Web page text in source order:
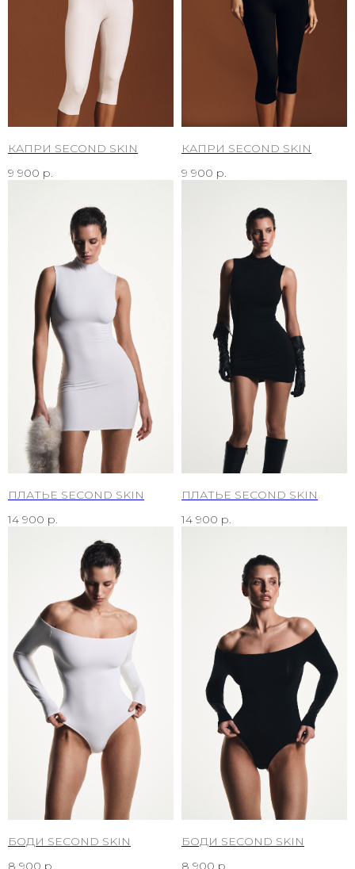
КАПРИ SECOND SKIN
9 900 р.
КАПРИ SECOND SKIN
9 900 р.
ПЛАТЬЕ SECOND SKIN
14 900 р.
ПЛАТЬЕ SECOND SKIN
14 900 р.
БОДИ SECOND SKIN
8 900 р.
БОДИ SECOND SKIN
8 900 р.